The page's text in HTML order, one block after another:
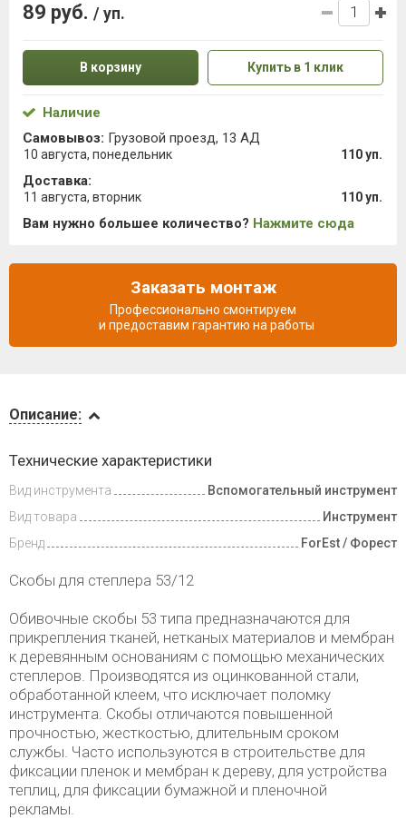
и оплата
Описание:
Технические характеристики
Вид инструмента
Вспомогательный инструмент
Вид товара
Инструмент
Бренд
ForEst / Форест
Скобы для степлера 53/12
Обивочные скобы 53 типа предназначаются для
прикрепления тканей, нетканых материалов и мембран
к деревянным основаниям с помощью механических
степлеров. Производятся из оцинкованной стали,
обработанной клеем, что исключает поломку
инструмента. Скобы отличаются повышенной
прочностью, жесткостью, длительным сроком
службы. Часто используются в строительстве для
фиксации пленок и мембран к дереву, для устройства
теплиц, для фиксации бумажной и пленочной
рекламы.
89 руб. / уп.
В корзину Купить в 1 клик
Наличие
Самовывоз: Грузовой проезд, 13 АД
10 августа, понедельник 110 уп.
Доставка:
11 августа, вторник 110 уп.
Вам нужно большее количество? Нажмите сюда
Заказать монтаж
Профессионально смонтируем
и предоставим гарантию на работы